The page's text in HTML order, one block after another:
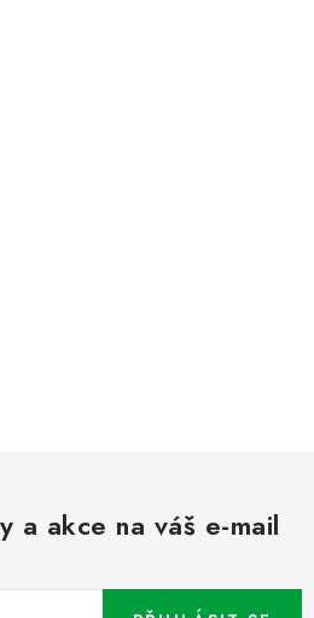
a akce na váš e-mail